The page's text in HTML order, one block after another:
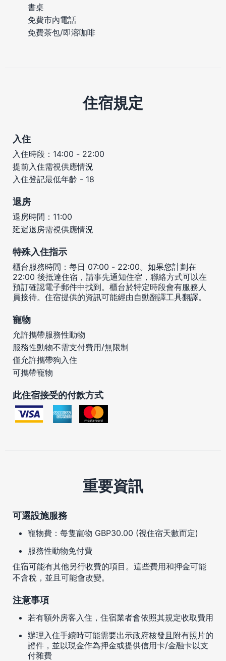
書桌
免費市內電話
免費茶包/即溶咖啡
住宿規定
入住
入住時段：14:00 - 22:00
提前入住需視供應情況
入住登記最低年齡 - 18
退房
退房時間：11:00
延遲退房需視供應情況
特殊入住指示
櫃台服務時間：每日 07:00 - 22:00。如果您計劃在
22:00 後抵達住宿，請事先通知住宿，聯絡方式可以在
預訂確認電子郵件中找到。櫃台於特定時段會有服務人
員接待。住宿提供的資訊可能經由自動翻譯工具翻譯。
寵物
允許攜帶服務性動物
服務性動物不需支付費用/無限制
僅允許攜帶狗入住
可攜帶寵物
此住宿接受的付款方式
重要資訊
可選設施服務
寵物費：每隻寵物 GBP30.00 (視住宿天數而定)
服務性動物免付費
住宿可能有其他另行收費的項目。這些費用和押金可能
不含稅，並且可能會改變。
注意事項
若有額外房客入住，住宿業者會依照其規定收取費用
辦理入住手續時可能需要出示政府核發且附有照片的
證件，並以現金作為押金或提供信用卡/金融卡以支
付雜費